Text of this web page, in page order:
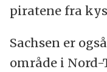
piratene fra
Sachsen er
område i